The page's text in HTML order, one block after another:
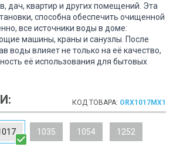
дач, квартир и других помещений. Эта
способна обеспечить очищенной
все источники воды в доме:
машины, краны и санузлы. После
воды влияет не только на её качество,
её использования для бытовых
КОД ТОВАРА: ORX1017MX1
1035 1054 1252